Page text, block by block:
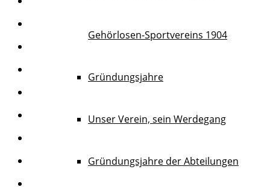
Gehörlosen-Sportvereins 1904
Gründungsjahre
Unser Verein, sein Werdegang
Gründungsjahre der Abteilungen